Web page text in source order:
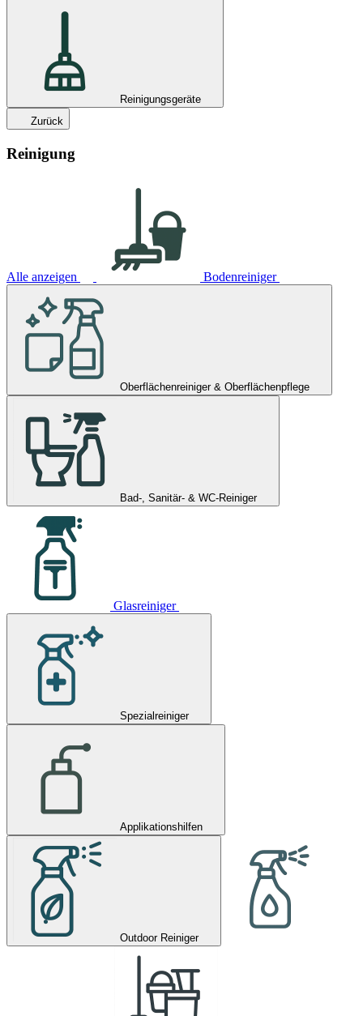
Reinigungsgeräte
Zurück
Reinigung
Alle anzeigen Bodenreiniger
Oberflächenreiniger & Oberflächenpflege
Bad-, Sanitär- & WC-Reiniger
Glasreiniger
Spezialreiniger
Applikationshilfen
Outdoor Reiniger